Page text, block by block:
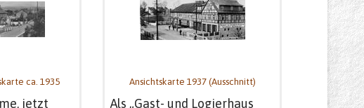
ca. 1935
jetzt
Ansichtskarte 1937 (Ausschnitt)
Als „Gast- und Logierhaus